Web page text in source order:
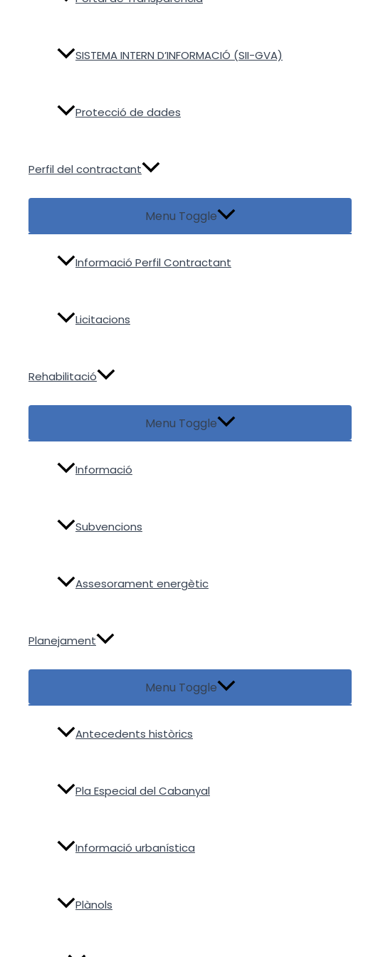
SISTEMA INTERN D’INFORMACIÓ (SII-GVA)
Protecció de dades
Perfil del contractant
Menu Toggle
Informació Perfil Contractant
Licitacions
Rehabilitació
Menu Toggle
Informació
Subvencions
Assesorament energètic
Planejament
Menu Toggle
Antecedents històrics
Pla Especial del Cabanyal
Informació urbanística
Plànols